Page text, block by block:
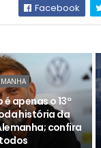
Facebook
apenas o 13º
história da
confira